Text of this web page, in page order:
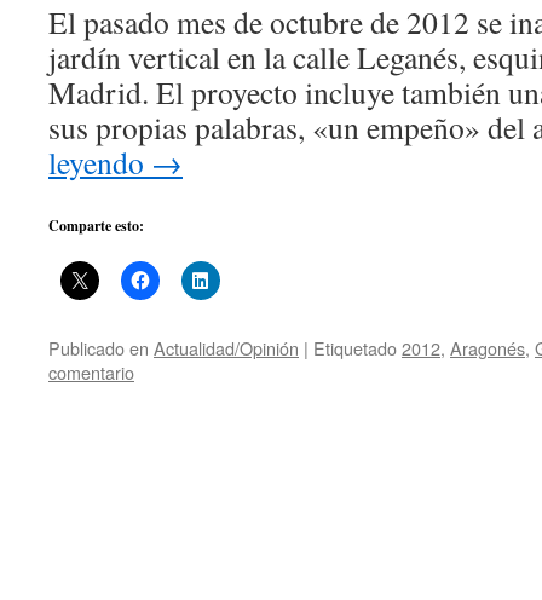
El pasado mes de octubre de 2012 se
jardín vertical en la calle Leganés,
Madrid. El proyecto incluye también
sus propias palabras, «un empeño»
leyendo →
Comparte esto:
Publicado en Actualidad/Opinión | Etiquetado2012, Aragonés,
comentario